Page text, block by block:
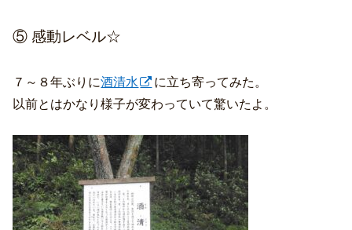
⑤ 感動レベル☆
７～８年ぶりに酒清水
に立ち寄ってみた。
以前とはかなり様子が変わっていて驚いたよ。